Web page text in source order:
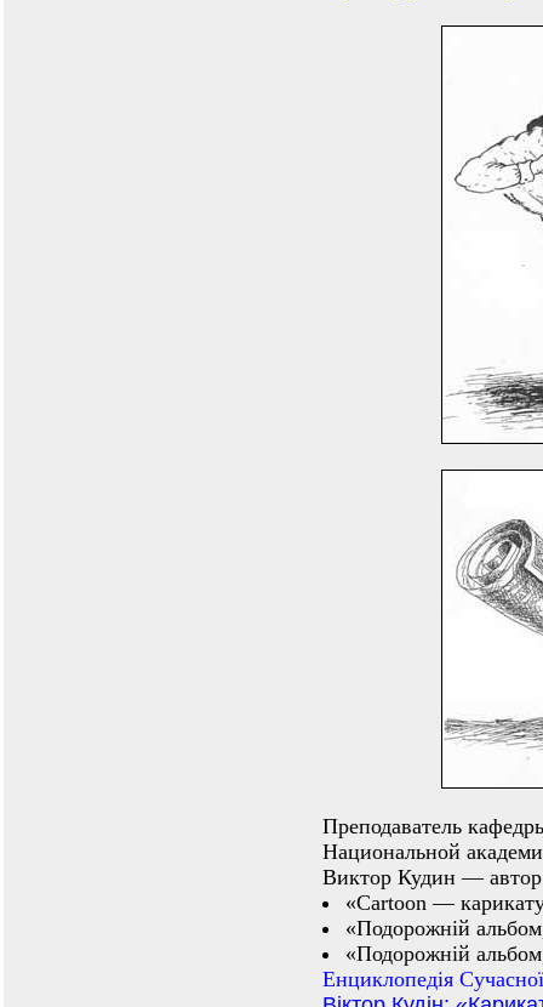
Преподаватель
Национальной
Виктор Кудин —
«Cartoon —
«Подорожній
«Подорожній
Енциклопедiя